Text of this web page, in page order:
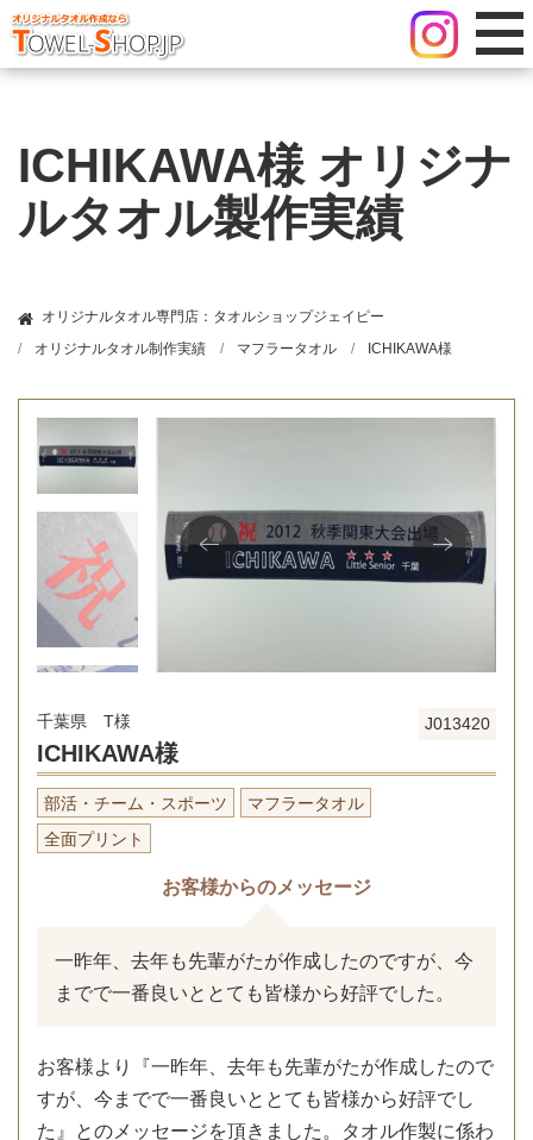
ICHIKAWA様 オリジナ
ルタオル製作実績
オリジナルタオル専門店：タオルショップジェイピー
オリジナルタオル制作実績
マフラータオル ICHIKAWA様
J013420
千葉県 T様
ICHIKAWA様
部活・チーム・スポーツ
マフラータオル
全面プリント
お客様からのメッセージ
一昨年、去年も先輩がたが作成したのですが、今
までで一番良いととても皆様から好評でした。
お客様より『一昨年、去年も先輩がたが作成したので
すが、今までで一番良いととても皆様から好評でし
た』とのメッセージを頂きました。タオル作製に係わ